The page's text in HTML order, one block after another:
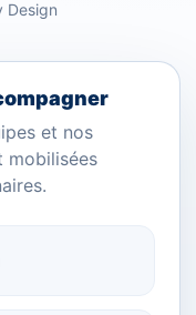
Design
et nos
mobilisées